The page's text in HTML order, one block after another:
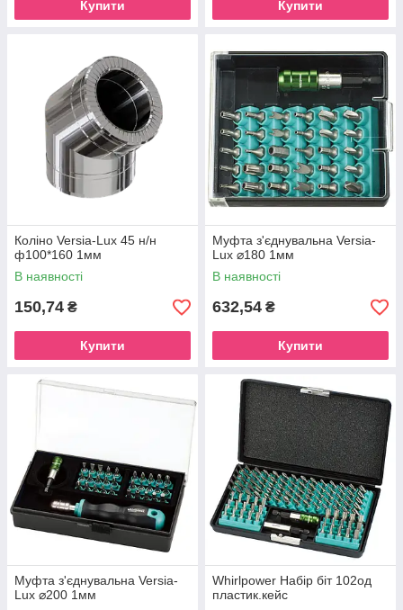
Купити Купити
Коліно Versia-Lux 45 н/н
ф100*160 1мм
В наявності
150,74 ₴
Купити
Муфта з'єднувальна Versia-
Lux ⌀180 1мм
В наявності
632,54 ₴
Купити
Муфта з'єднувальна Versia-
Lux ⌀200 1мм
Whirlpower Набір біт 102од
пластик.кейс